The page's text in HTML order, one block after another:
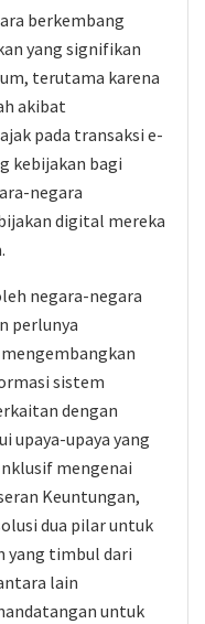
berkembang
yang signifikan
terutama karena
akibat
pada transaksi e-
kebijakan bagi
negara
digital mereka
negara-negara
perlunya
sistem
dengan
upaya-upaya yang
mengenai
Keuntungan,
dua pilar untuk
yang timbul dari
lain
untuk